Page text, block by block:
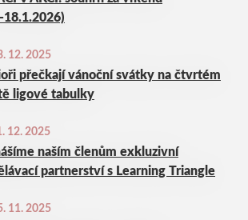
18.1.2026)
12. 2025
přečkají vánoční svátky na čtvrtém
ligové tabulky
12. 2025
naším členům exkluzivní
partnerství s Learning Triangle
11. 2025